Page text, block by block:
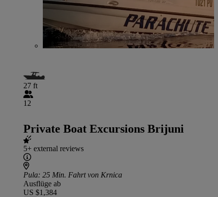
27 ft
12
Private Boat Excursions Brijuni
5+ external reviews
Pula: 25 Min. Fahrt von Krnica
Ausflüge ab
US $1,384